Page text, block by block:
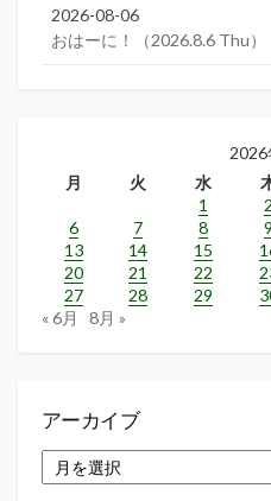
2026-08-06
おはーに！（2026.8.6 Thu）
2026
月
火 水
1
2
6
7 8 9
13
14 15
20
21 22
27
28 29
« 6月
8月 »
アーカイブ
ー